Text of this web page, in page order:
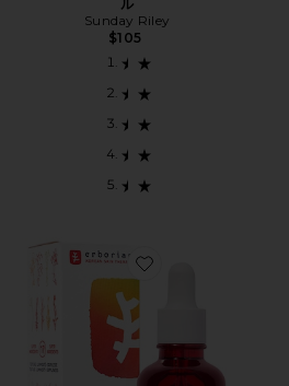
ル
Sunday Riley
$105
Favorite ERBORIAN